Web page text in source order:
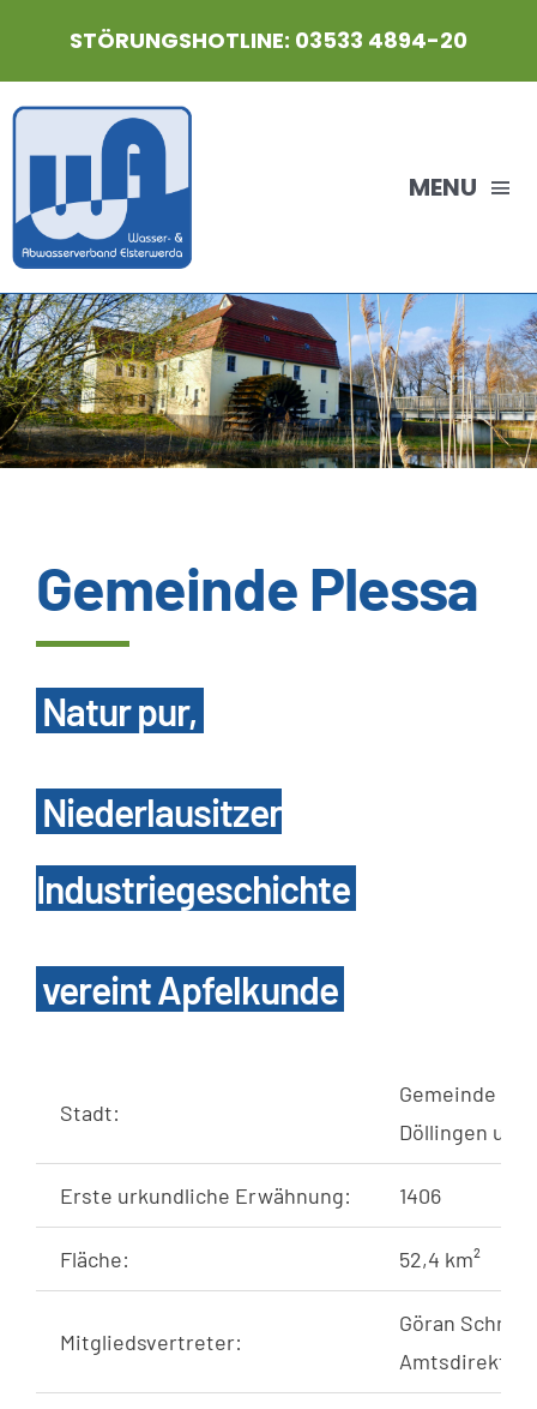
STÖRUNGSHOTLINE: 03533 4894-20
MENU
HOME
Der WAVE
Aktuelles
Wissenswertes
SUCHE
Gemeinde Plessa
Natur pur,
Niederlausitzer
Industriegeschichte
vereint Apfelkunde
Stadt:
Gemeinde
Döllingen und
Erste urkundliche Erwähnung: 1406
Fläche: 52,4 km²
Mitgliedsvertreter:
Göran Schrey
Amtsdirektor